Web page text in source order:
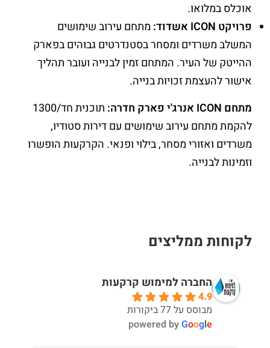
אוכלס במלואו.
פרויקט ICON אשדוד: מתחם עירוב שימושים
המשלב משרדים ומסחר בסטנדרטים גבוהים בפארק
ההייטק של העיר. המתחם זמין לבנייה ועובר תהליך
אישור להעצמת זכויות בנייה.
מתחם ICON אנרג'י פארק חדרה:
תוכנית חד/1300
להקמת מתחם עירוב שימושים עם דירות סטודיו,
משרדים ואזורי מסחר, בילוי ופנאי. הקרקעות הופשרו
וזמינות לבנייה.
לקוחות ממליצים
החברה למימוש קרקעות
4.9
מבוסס על 77 ביקורות
powered byGoogle